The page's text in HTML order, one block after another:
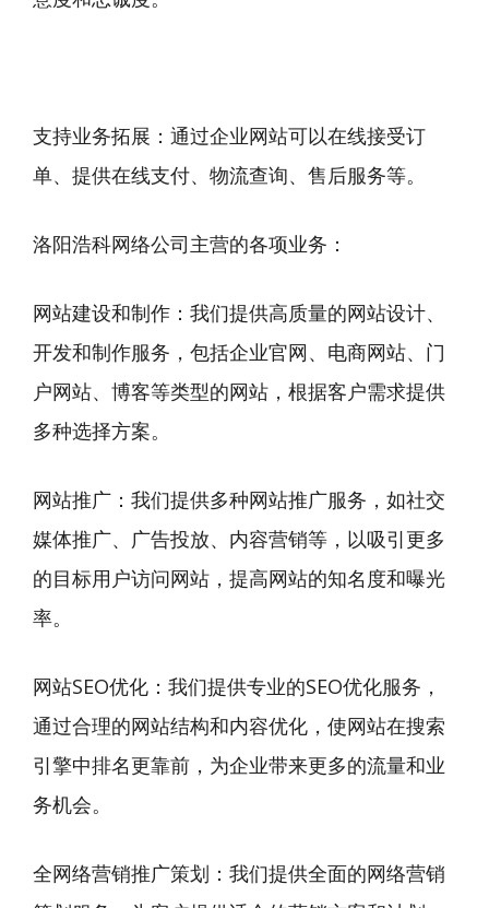
支持业务拓展：通过企业网站可以在线接受订
单、提供在线支付、物流查询、售后服务等。
洛阳浩科网络公司主营的各项业务：
网站建设和制作：我们提供高质量的网站设计、
开发和制作服务，包括企业官网、电商网站、门
户网站、博客等类型的网站，根据客户需求提供
多种选择方案。
网站推广：我们提供多种网站推广服务，如社交
媒体推广、广告投放、内容营销等，以吸引更多
的目标用户访问网站，提高网站的知名度和曝光
率。
网站SEO优化：我们提供专业的SEO优化服务，
通过合理的网站结构和内容优化，使网站在搜索
引擎中排名更靠前，为企业带来更多的流量和业
务机会。
全网络营销推广策划：我们提供全面的网络营销